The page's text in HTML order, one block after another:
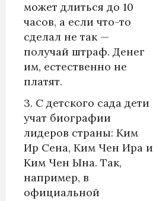
может длиться до 10
часов, а если что-то
сделал не так —
получай штраф. Денег
им, естественно не
платят.
3. С детского сада дети
учат биографии
лидеров страны: Ким
Ир Сена, Ким Чен Ира и
Ким Чен Ына. Так,
например, в
официальной